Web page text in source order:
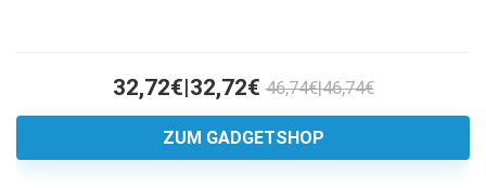
32,72€|32,72€ 46,74€|46,74€
ZUM GADGETSHOP